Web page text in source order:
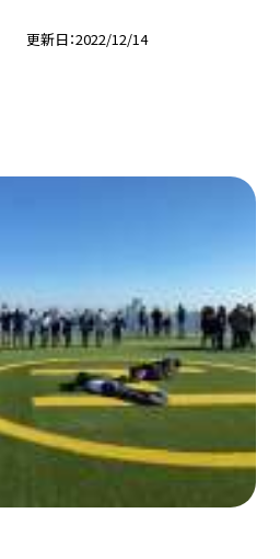
更新日 2022/12/14